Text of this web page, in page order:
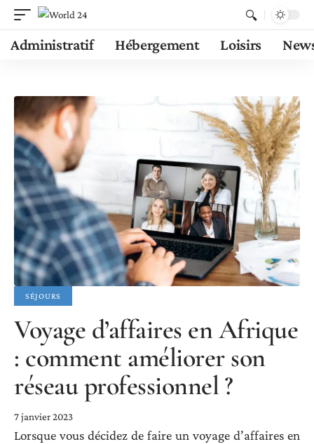
Administratif Hébergement Loisirs
SÉJOURS
Voyage d’affaires en Afrique
: comment améliorer son
réseau professionnel ?
7 janvier 2023
Lorsque vous décidez de faire un voyage d’affaires en